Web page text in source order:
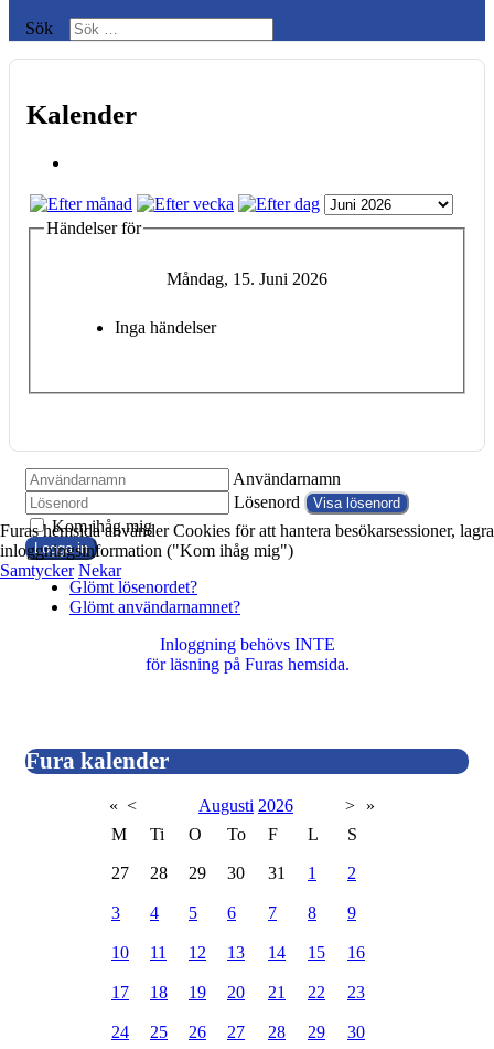
Sök
Kalender
Händelser för
Måndag, 15. Juni 2026
Inga händelser
Användarnamn
Lösenord
Visa lösenord
Kom ihåg mig
Logga in
Glömt lösenordet?
Glömt användarnamnet?
Inloggning behövs INTE
för läsning på Furas hemsida.
Fura kalender
« < Augusti 2026 >
»
M
Ti O To F L S
27 28 29 30 31 1 2
3 4 5 6 7 8 9
10 11 12 13 14 15 16
17 18 19 20 21 22 23
24 25 26 27 28 29 30
Furas hemsida använder Cookies för att hantera besökarsessioner, lagra
inloggningsinformation ("Kom ihåg mig")
Samtycker Nekar